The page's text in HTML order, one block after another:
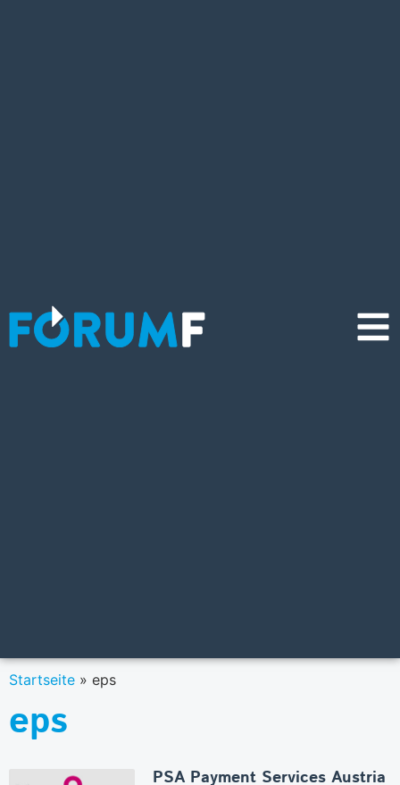
Startseite » eps
eps
PSA Payment Services Austria